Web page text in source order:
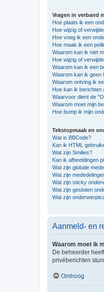
Vragen in verband
Hoe plaats ik een
Hoe wijzig of
Hoe voeg ik een
Hoe maak ik een
Waarom kan ik niet
Hoe wijzig of
Waarom kan ik een
Waarom kan ik geen
Waarom ontving ik
Hoe kan ik berichten
Waarvoor dient de
Waarom moet mijn
Hoe bump ik mijn
Tekstopmaak en
Wat is BBCode?
Kan ik HTML
Wat zijn Smilies?
Kan ik afbeeldingen
Wat zijn globale
Wat zijn
Wat zijn sticky
Wat zijn gesloten
Wat zijn
Aanmeld- en
Waarom moet ik
De beheerder
privéberichten
Omhoog